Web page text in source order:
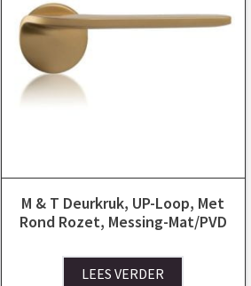
M & T Deurkruk, UP-Loop, Met
Rond Rozet, Messing-Mat/PVD
LEES VERDER